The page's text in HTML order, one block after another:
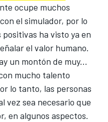
ocupe muchos
el simulador, por lo
ha visto ya en
el valor humano.
un montón de muy...
mucho talento
lo tanto, las personas
vez sea necesario que
en algunos aspectos.